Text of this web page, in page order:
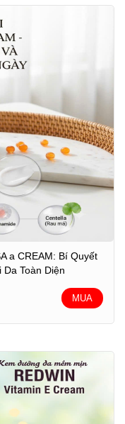
a CREAM: Bí Quyết
Toàn Diện
MUA